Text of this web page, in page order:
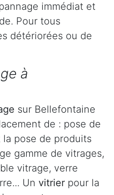
immédiat et
Pour tous
détériorées ou de
à
sur Bellefontaine
de : pose de
pose de produits
gamme de vitrages,
vitrage, verre
Un vitrier pour la